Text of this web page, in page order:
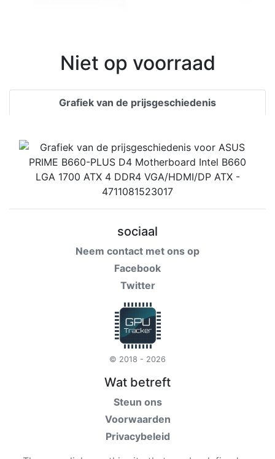
Niet op voorraad
Grafiek van de prijsgeschiedenis
sociaal
Neem contact met ons op
Facebook
Twitter
© 2018 - 2026
Wat betreft
Steun ons
Voorwaarden
Privacybeleid